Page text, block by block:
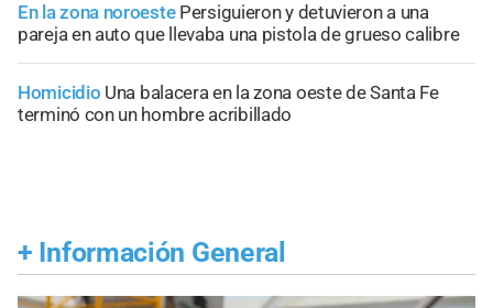
En la zona noroeste Persiguieron y detuvieron a una
pareja en auto que llevaba una pistola de grueso calibre
Homicidio Una balacera en la zona oeste de Santa Fe
terminó con un hombre acribillado
+ Información General